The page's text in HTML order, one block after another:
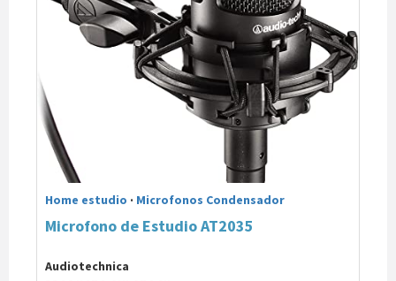
Home estudio · Microfonos Condensador
Microfono de Estudio AT2035
Audiotechnica